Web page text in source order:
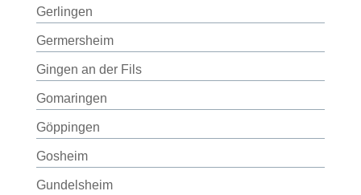
Gerlingen
Germersheim
Gingen an der Fils
Gomaringen
Göppingen
Gosheim
Gundelsheim